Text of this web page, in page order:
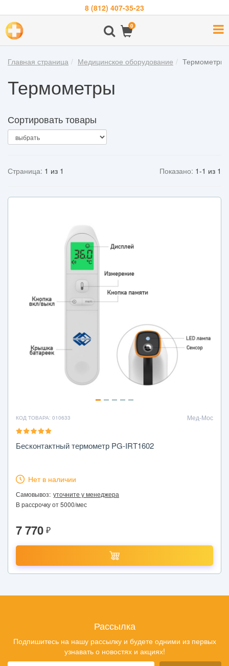
8 (812) 407-35-23
0
О
компании
Бренды
Покупателям
Акции
Контакты
Войти
Главная страница Медицинское оборудование Термометры
Термометры
Сортировать товары
Страница: 1 из 1 Показано: 1-1 из 1
КОД ТОВАРА: 010633 Мед-Мос
Бесконтактный термометр PG-IRT1602
Нет в наличии
Самовывоз: уточните у менеджера
В рассрочку от 5000/мес
7 770 ₽
Рассылка
Подпишитесь на нашу рассылку и будете одними из первых
узнавать о новостях и акциях!